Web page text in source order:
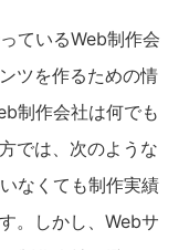
ているWeb制作会
ツを作るための情
制作会社は何でも
では、次のような
なくても制作実績
。しかし、Webサ